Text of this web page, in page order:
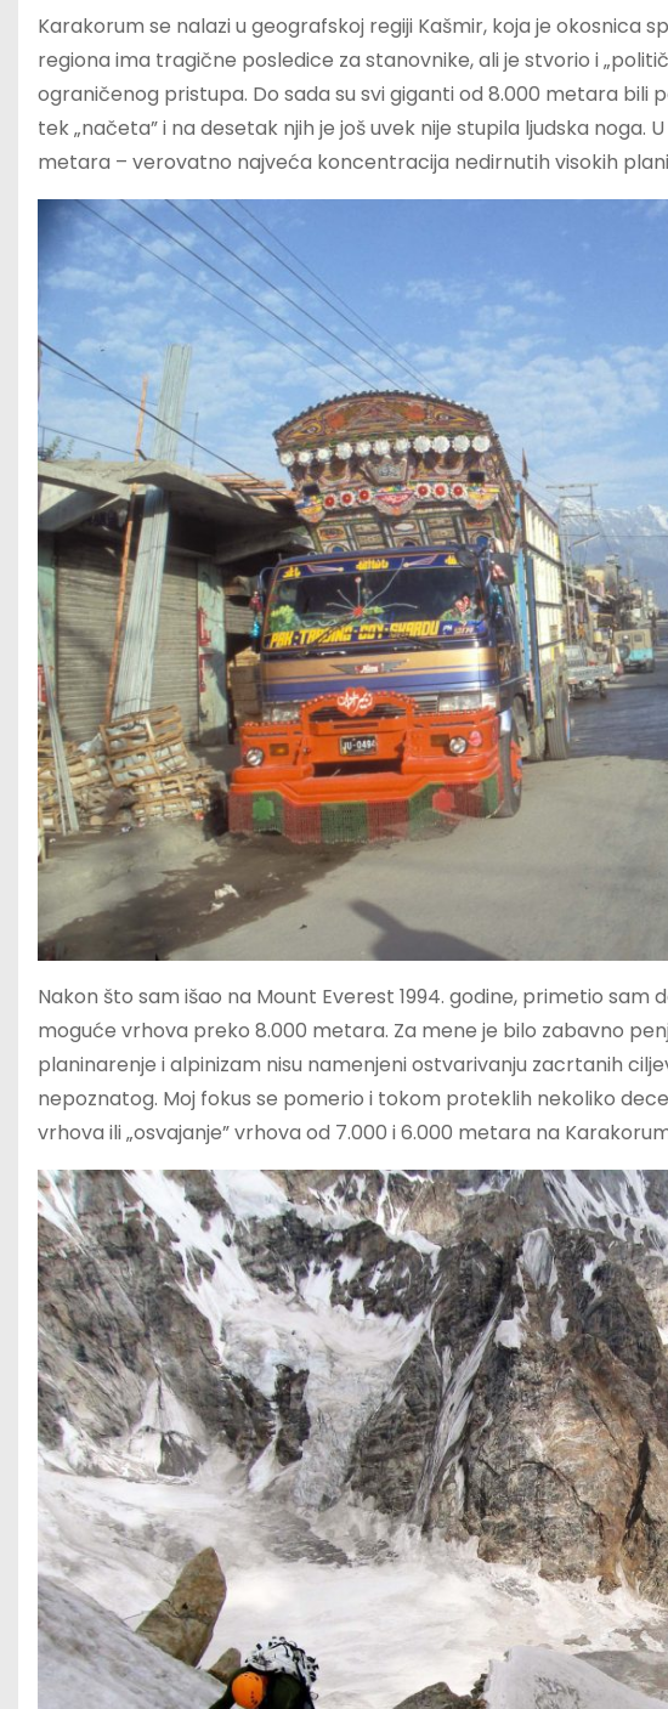
Karakorum se nalazi u geografskoj regiji Kašmir, koja je okosnica
regiona ima tragične posledice za stanovnike, ali je stvorio i
ograničenog pristupa. Do sada su svi giganti od 8.000 metara bili
tek „načeta” i na desetak njih je još uvek nije stupila ljudska noga.
metara – verovatno najveća koncentracija nedirnutih visokih
Nakon što sam išao na Mount Everest 1994. godine, primetio
moguće vrhova preko 8.000 metara. Za mene je bilo zabavno
planinarenje i alpinizam nisu namenjeni ostvarivanju zacrtanih
nepoznatog. Moj fokus se pomerio i tokom proteklih nekoliko
vrhova ili „osvajanje” vrhova od 7.000 i 6.000 metara na